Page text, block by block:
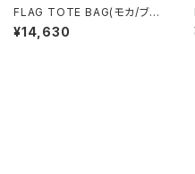
FLAG TOTE BAG(モカ/ブラ
ウン)
¥14,630